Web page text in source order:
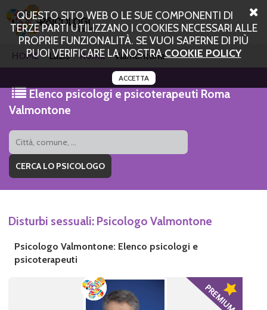
QUESTO SITO WEB O LE SUE COMPONENTI DI
TERZE PARTI UTILIZZANO I COOKIES NECESSARI ALLE
PROPRIE FUNZIONALITÀ. SE VUOI SAPERNE DI PIÙ
PUOI VERIFICARE LA NOSTRACOOKIE POLICY
ACCETTA
HOME Lazio Roma Valmontone
Elenco psicologi e psicoterapeuti Roma
Valmontone
Disturbi sessuali: Psicologo Valmontone
Psicologo Valmontone: Elenco psicologi e
psicoterapeuti